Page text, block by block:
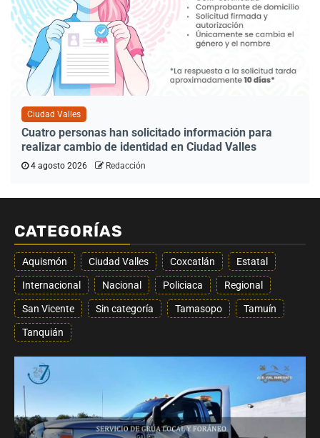
Ciudad Valles
Cuatro personas han solicitado información para
realizar cambio de identidad en Ciudad Valles
4 agosto 2026 Redacción
CATEGORÍAS
Aquismón Ciudad Valles Coxcatlán Estatal
Internacional Nacional Policiaca Regional
San Vicente Sin categoría Tamasopo Tamuín
Tanquián